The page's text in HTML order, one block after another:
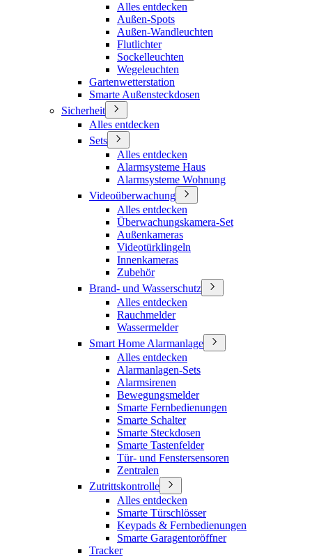
Alles entdecken
Außen-Spots
Außen-Wandleuchten
Flutlichter
Sockelleuchten
Wegeleuchten
Gartenwetterstation
Smarte Außensteckdosen
Sicherheit
Alles entdecken
Sets
Alles entdecken
Alarmsysteme Haus
Alarmsysteme Wohnung
Videoüberwachung
Alles entdecken
Überwachungskamera-Set
Außenkameras
Videotürklingeln
Innenkameras
Zubehör
Brand- und Wasserschutz
Alles entdecken
Rauchmelder
Wassermelder
Smart Home Alarmanlage
Alles entdecken
Alarmanlagen-Sets
Alarmsirenen
Bewegungsmelder
Smarte Fernbedienungen
Smarte Schalter
Smarte Steckdosen
Smarte Tastenfelder
Tür- und Fenstersensoren
Zentralen
Zutrittskontrolle
Alles entdecken
Smarte Türschlösser
Keypads & Fernbedienungen
Smarte Garagentoröffner
Tracker